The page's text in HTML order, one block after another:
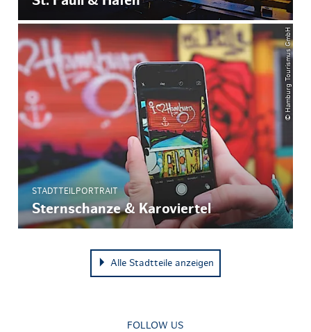
© Hamburg Tourismus GmbH
STADTTEILPORTRAIT
Sternschanze & Karoviertel
Alle Stadtteile anzeigen
FOLLOW US